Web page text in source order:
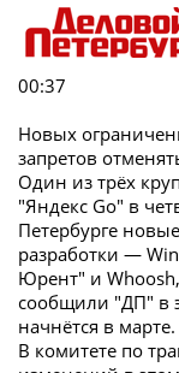
00:37
Новых
запретов
Один из трёх
"Яндекс Go" в
Петербурге
разработки —
Юрент" и Whoosh,
сообщили "ДП" в
начнётся в марте.
В комитете по